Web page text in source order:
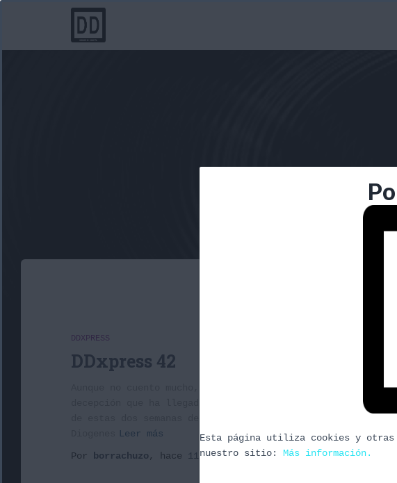
DDXPRESS
DDxpress 42
Aunque no cuento mucho, bueno, las rebajas de navidad de
decepción que ha llegado. Un bundle de Square que tiene
Leer más
Por
borrachuzo , hace 11 años
Esta página utiliza cookies y otras
nuestro sitio: Más información.